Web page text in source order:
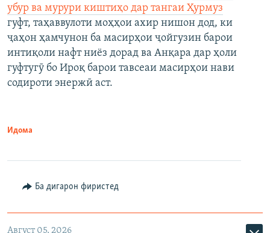
убур ва мурури киштиҳо дар тангаи Ҳурмуз
гуфт, таҳаввулоти моҳҳои ахир нишон дод, ки
ҷаҳон ҳамчунон ба масирҳои ҷойгузин барои
интиқоли нафт ниёз дорад ва Анқара дар ҳоли
гуфтугӯ бо Ироқ барои тавсеаи масирҳои нави
содироти энержӣ аст.
Идома
Ба дигарон фиристед
Август 05, 2026